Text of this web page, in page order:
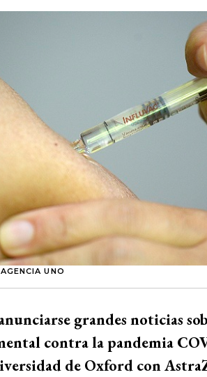
UNO
grandes noticias
contra la pandemia
de Oxford con